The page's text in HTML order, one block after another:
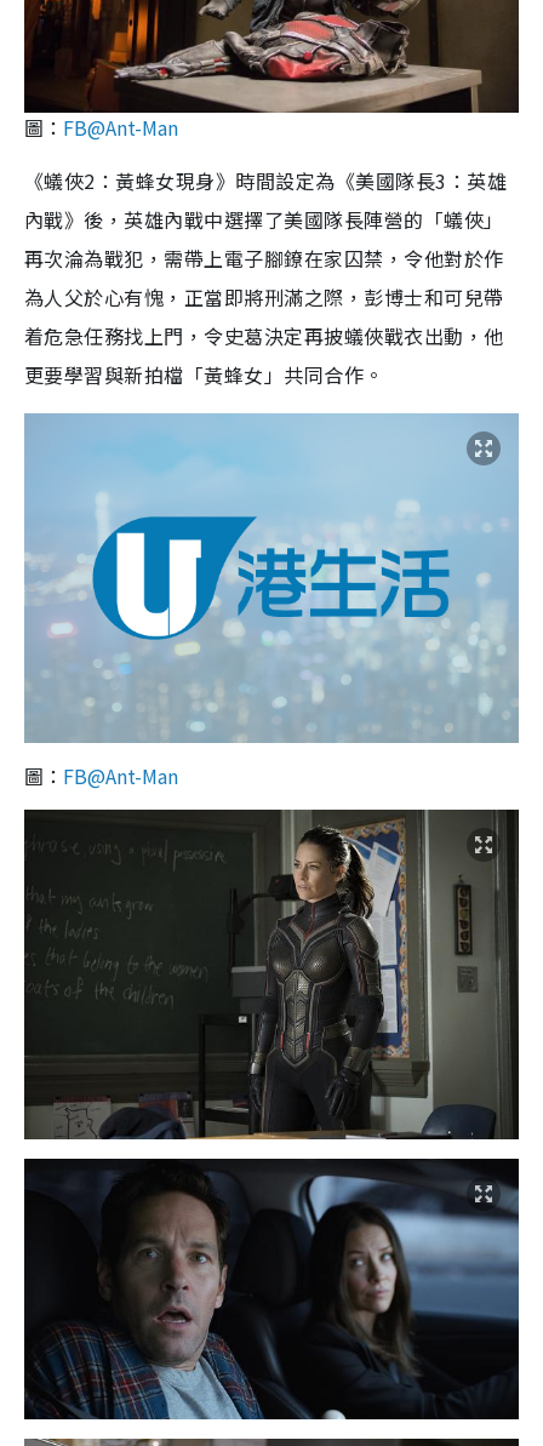
圖： FB@Ant-Man
《蟻俠2 ：黃蜂女現身》時間設定為《美國隊長3 ：英雄
內戰》後，英雄內戰中選擇了美國隊長陣營的「蟻俠」
再次淪為戰犯，需帶上電子腳鐐在家囚禁，令他對於作
為人父於心有愧，正當即將刑滿之際，彭博士和可兒帶
着危急任務找上門，令史葛決定再披蟻俠戰衣出動，他
更要學習與新拍檔「黃蜂女」共同合作。
圖： FB@Ant-Man